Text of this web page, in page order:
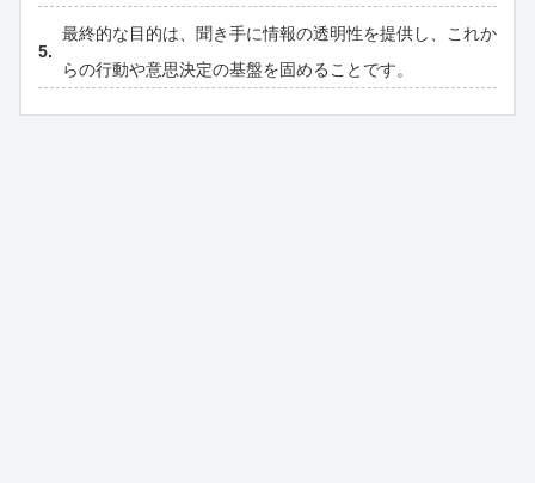
最終的な目的は、聞き手に情報の透明性を提供し、これか
らの行動や意思決定の基盤を固めることです。